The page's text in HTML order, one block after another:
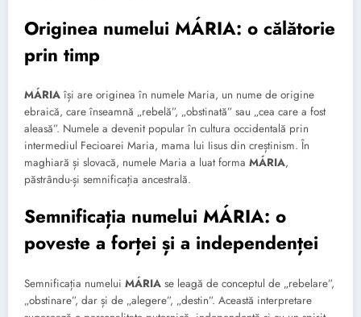
Originea numelui MÁRIA: o călătorie
prin timp
MÁRIA își are originea în numele Maria, un nume de origine
ebraică, care înseamnă „rebelă”, „obstinată” sau „cea care a fost
aleasă”. Numele a devenit popular în cultura occidentală prin
intermediul Fecioarei Maria, mama lui Iisus din creștinism. În
maghiară și slovacă, numele Maria a luat forma MÁRIA,
păstrându-și semnificația ancestrală.
Semnificația numelui MÁRIA: o
poveste a forței și a independenței
Semnificația numelui MÁRIA se leagă de conceptul de „rebelare”,
„obstinare”, dar și de „alegere”, „destin”. Această interpretare